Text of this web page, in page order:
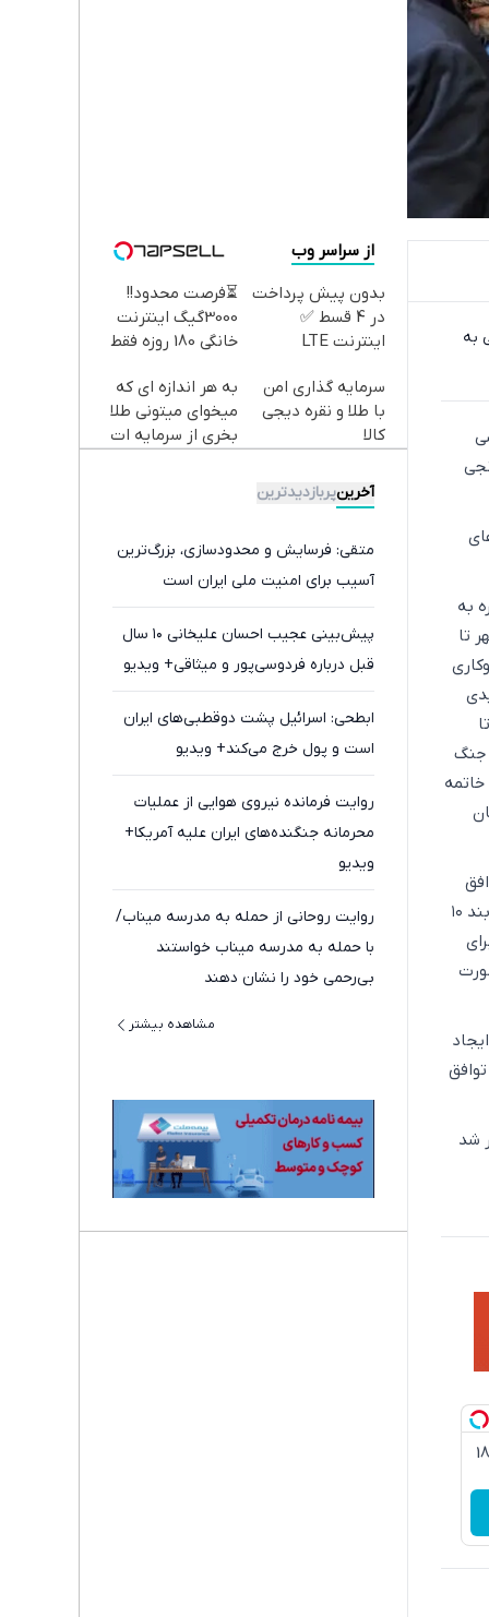
به
به
ساعت حدود ۶ بعد از ظهر تا
تفاهم، سازوکاری
جنگ
نهایی است، گفت‌وگوهای خوبی صورت گرفت، تبادل پیام‌های مهمی انجام شد از جمله در رابطه با بند ۱۰
شد
خانگی 180
از سراسر وب
بدون پیش پرداخت
در 4 قسط ✅
اینترنت LTE
کارت رایگان
⏳فرصت محدود!!
3000گیگ اینترنت
خانگی 180 روزه فقط
سرمایه گذاری امن
با طلا و نقره دیجی
کالا
به هر اندازه ای که
میخوای میتونی طلا
بخری از سرمایه ات
آخرینپربازدیدترین
متقی: فرسایش و محدودسازی، بزرگ‌ترین
آسیب برای امنیت ملی ایران است
پیش‌بینی عجیب احسان علیخانی ۱۰ سال
قبل درباره فردوسی‌پور و میثاقی+ ویدیو
ابطحی: اسرائیل پشت دوقطبی‌های ایران
است و پول خرج می‌کند+ ویدیو
روایت فرمانده نیروی هوایی از عملیات
محرمانه جنگنده‌های ایران علیه آمریکا+
ویدیو
روایت روحانی از حمله به مدرسه میناب/
با حمله به مدرسه میناب خواستند
بی‌رحمی خود را نشان دهند
مشاهده بیشتر